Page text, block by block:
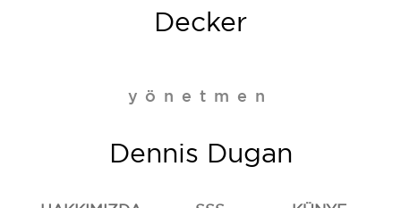
Decker
yönetmen
Dennis Dugan